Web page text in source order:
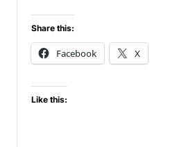
Share this:
Facebook X
Like this: